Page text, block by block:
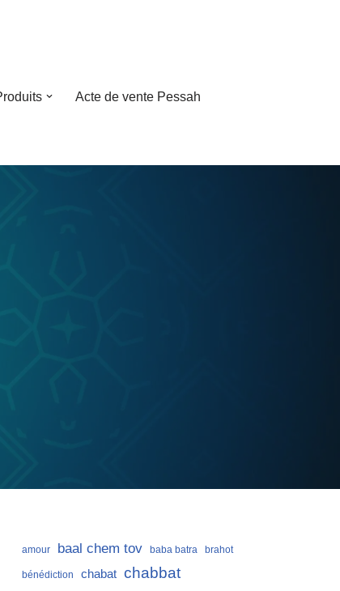
Acte de vente Pessah
amour baal chem tov baba batra brahot
bénédiction chabat chabbat